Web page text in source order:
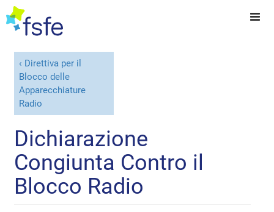
Direttiva per il
Blocco delle
Apparecchiature
Radio
Dichiarazione
Congiunta Contro il
Blocco Radio